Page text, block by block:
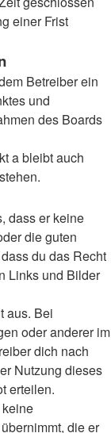
einer Frist
Betreiber ein
und
des Boards
a bleibt auch
dass er keine
die guten
du das Recht
Links und Bilder
aus. Bei
oder anderer im
dich nach
Nutzung dieses
erteilen.
die er